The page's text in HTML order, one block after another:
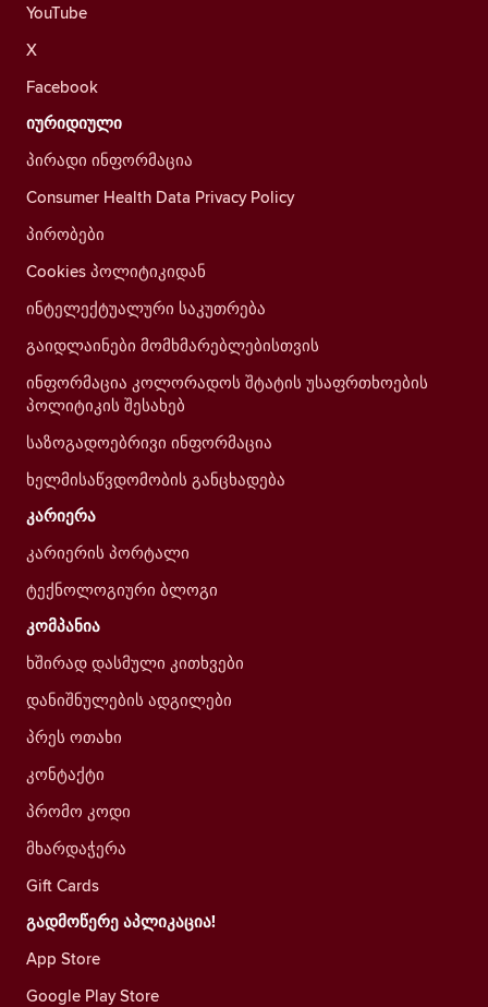
YouTube
X
Facebook
იურიდიული
პირადი ინფორმაცია
Consumer Health Data Privacy Policy
პირობები
Cookies პოლიტიკიდან
ინტელექტუალური საკუთრება
გაიდლაინები მომხმარებლებისთვის
ინფორმაცია კოლორადოს შტატის უსაფრთხოების
პოლიტიკის შესახებ
საზოგადოებრივი ინფორმაცია
ხელმისაწვდომობის განცხადება
კარიერა
კარიერის პორტალი
ტექნოლოგიური ბლოგი
კომპანია
ხშირად დასმული კითხვები
დანიშნულების ადგილები
პრეს ოთახი
კონტაქტი
პრომო კოდი
მხარდაჭერა
Gift Cards
გადმოწერე აპლიკაცია!
App Store
Google Play Store